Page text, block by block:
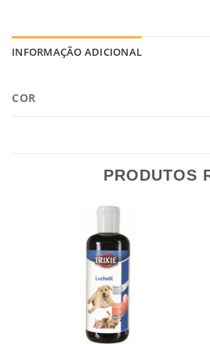
INFORMAÇÃO ADICIONAL
COR
PRODUTOS